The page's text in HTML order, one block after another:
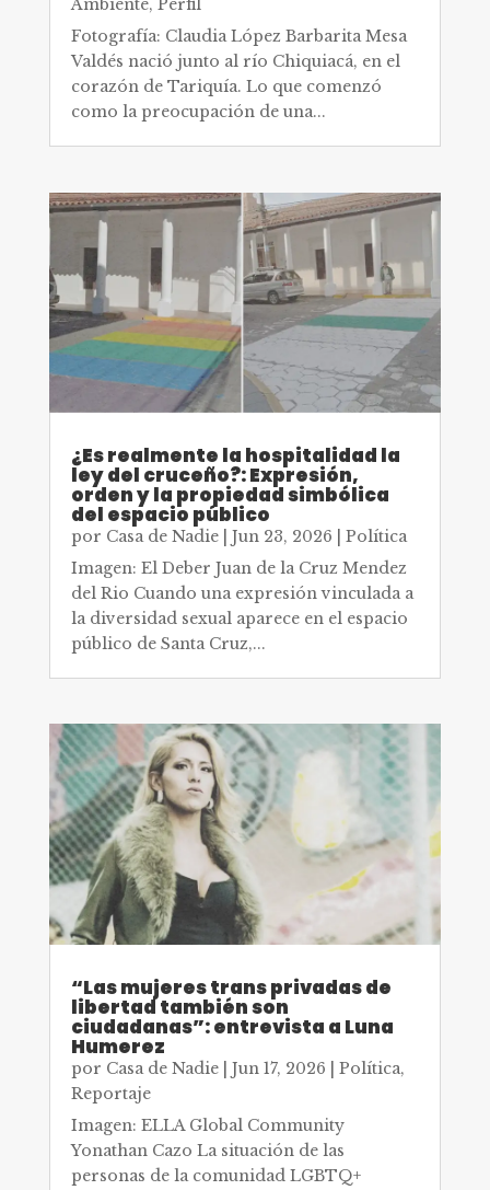
Ambiente, Perfil
Fotografía: Claudia López Barbarita Mesa
Valdés nació junto al río Chiquiacá, en el
corazón de Tariquía. Lo que comenzó
como la preocupación de una...
¿Es realmente la hospitalidad la
ley del cruceño?: Expresión,
orden y la propiedad simbólica
del espacio público
por Casa de Nadie| Jun 23, 2026
Política
Imagen: El Deber Juan de la Cruz Mendez
del Rio Cuando una expresión vinculada a
la diversidad sexual aparece en el espacio
público de Santa Cruz,...
“Las mujeres trans privadas de
libertad también son
ciudadanas”: entrevista a Luna
Humerez
por Casa de Nadie| Jun 17, 2026 Política,
Reportaje
Imagen: ELLA Global Community
Yonathan Cazo La situación de las
personas de la comunidad LGBTQ+